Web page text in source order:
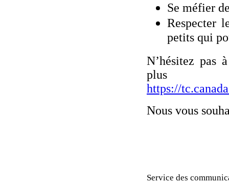
Se méfier
Respecter
petits qui
N’hésitez pas
plus
https://
Nous vous
Service des